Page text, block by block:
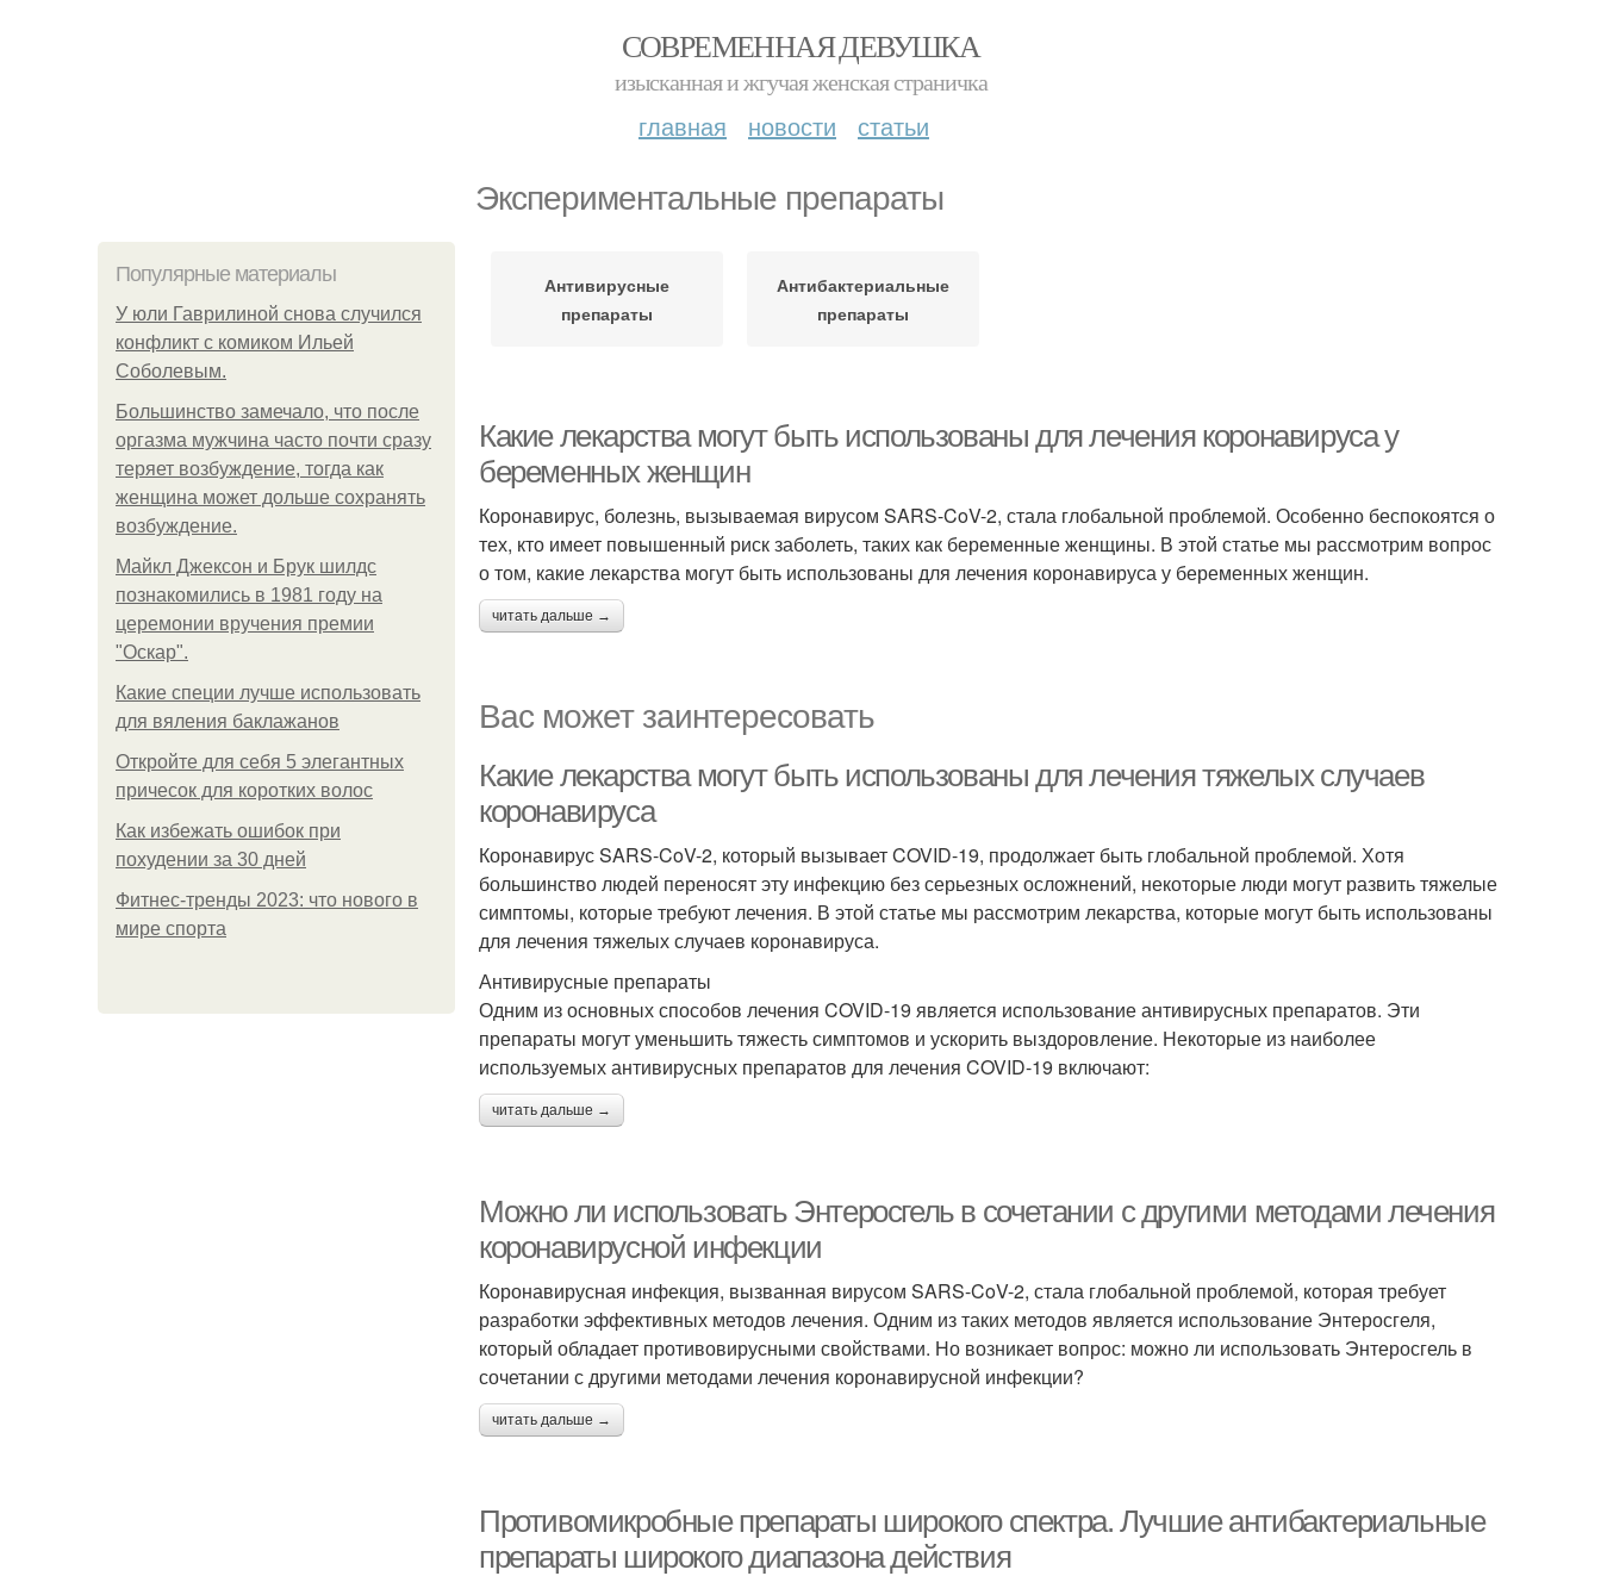
СОВРЕМЕННАЯ ДЕВУШКА
изысканная и жгучая женская страничка
главная новости статьи
Экспериментальные препараты
Популярные материалы
У юли Гаврилиной снова случился
конфликт с комиком Ильей
Соболевым.
Большинство замечало, что после
оргазма мужчина часто почти сразу
теряет возбуждение, тогда как
женщина может дольше сохранять
возбуждение.
Майкл Джексон и Брук шилдс
познакомились в 1981 году на
церемонии вручения премии
"Оскар".
Какие специи лучше использовать
для вяления баклажанов
Откройте для себя 5 элегантных
причесок для коротких волос
Как избежать ошибок при
похудении за 30 дней
Фитнес-тренды 2023: что нового в
мире спорта
Антивирусные
препараты
Антибактериальные
препараты
Какие лекарства могут быть использованы для лечения коронавируса у
беременных женщин
Коронавирус, болезнь, вызываемая вирусом SARS-CoV-2, стала глобальной проблемой. Особенно беспокоятся о
тех, кто имеет повышенный риск заболеть, таких как беременные женщины. В этой статье мы рассмотрим вопрос
о том, какие лекарства могут быть использованы для лечения коронавируса у беременных женщин.
читать дальше →
Вас может заинтересовать
Какие лекарства могут быть использованы для лечения тяжелых случаев
коронавируса
Коронавирус SARS-CoV-2, который вызывает COVID-19, продолжает быть глобальной проблемой. Хотя
большинство людей переносят эту инфекцию без серьезных осложнений, некоторые люди могут развить тяжелые
симптомы, которые требуют лечения. В этой статье мы рассмотрим лекарства, которые могут быть использованы
для лечения тяжелых случаев коронавируса.
Антивирусные препараты
Одним из основных способов лечения COVID-19 является использование антивирусных препаратов. Эти
препараты могут уменьшить тяжесть симптомов и ускорить выздоровление. Некоторые из наиболее
используемых антивирусных препаратов для лечения COVID-19 включают:
читать дальше →
Можно ли использовать Энтеросгель в сочетании с другими методами лечения
коронавирусной инфекции
Коронавирусная инфекция, вызванная вирусом SARS-CoV-2, стала глобальной проблемой, которая требует
разработки эффективных методов лечения. Одним из таких методов является использование Энтеросгеля,
который обладает противовирусными свойствами. Но возникает вопрос: можно ли использовать Энтеросгель в
сочетании с другими методами лечения коронавирусной инфекции?
читать дальше →
Противомикробные препараты широкого спектра. Лучшие антибактериальные
препараты широкого диапазона действия